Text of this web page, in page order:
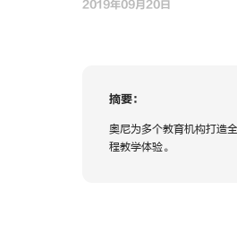
2019年09月20日
摘要：
奥尼为多个教育机构打造
程教学体验。